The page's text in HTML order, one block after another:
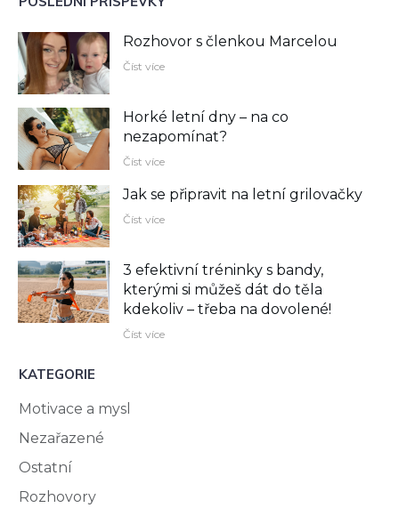
Rozhovor s členkou Marcelou
Číst více
Horké letní dny – na co
nezapomínat?
Číst více
Jak se připravit na letní grilovačky
Číst více
3 efektivní tréninky s bandy,
kterými si můžeš dát do těla
kdekoliv –⁠ třeba na dovolené!
Číst více
KATEGORIE
Motivace a mysl
Nezařazené
Ostatní
Rozhovory